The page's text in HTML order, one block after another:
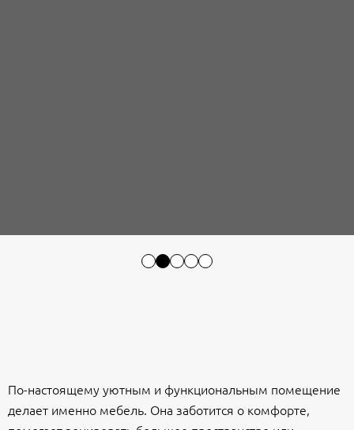
По-настоящему уютным и функциональным помещение
делает именно мебель. Она заботится о комфорте,